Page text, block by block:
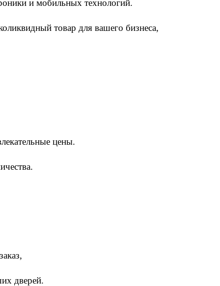
и мобильных технологий.
товар для вашего бизнеса,
цены.
дверей.